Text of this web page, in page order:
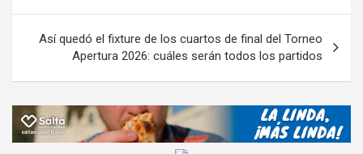
k p ail
tir
entradas
Así quedó el fixture de los cuartos de final del Torneo
Apertura 2026: cuáles serán todos los partidos